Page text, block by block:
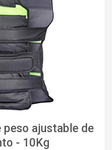
peso ajustable de
- 10Kg